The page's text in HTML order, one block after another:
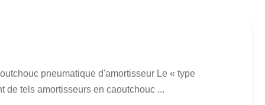
pneumatique d'amortisseur Le « type
de tels amortisseurs en caoutchouc ...